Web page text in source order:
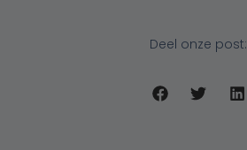
Deel onze post: